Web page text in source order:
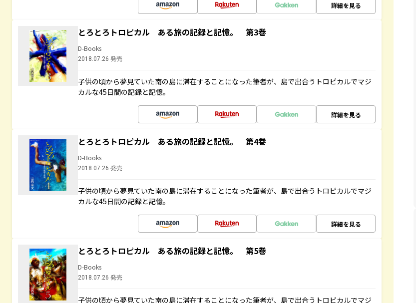
詳細を見る
とろとろトロピカル ある旅の記録と記憶。 第3巻
D-Books
2018.07.26 発売
子供の頃から夢見ていた南の島に滞在することになった筆者が、島で出合うトロピカルでマジ
カルな45日間の記録と記憶。
詳細を見る
とろとろトロピカル ある旅の記録と記憶。 第4巻
D-Books
2018.07.26 発売
子供の頃から夢見ていた南の島に滞在することになった筆者が、島で出合うトロピカルでマジ
カルな45日間の記録と記憶。
詳細を見る
とろとろトロピカル ある旅の記録と記憶。 第5巻
D-Books
2018.07.26 発売
子供の頃から夢見ていた南の島に滞在することになった筆者が、島で出合うトロピカルでマジ